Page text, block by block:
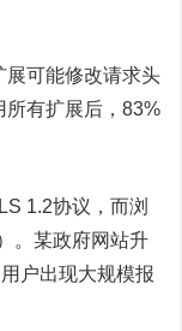
展可能修改请求头
所有扩展后，83%
1.2协议，而浏
。某政府网站升
户出现大规模报